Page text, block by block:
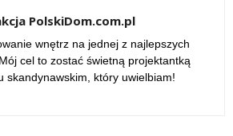
PolskiDom.com.pl
wnętrz na jednej z najlepszych
cel to zostać świetną projektantką
skandynawskim, który uwielbiam!